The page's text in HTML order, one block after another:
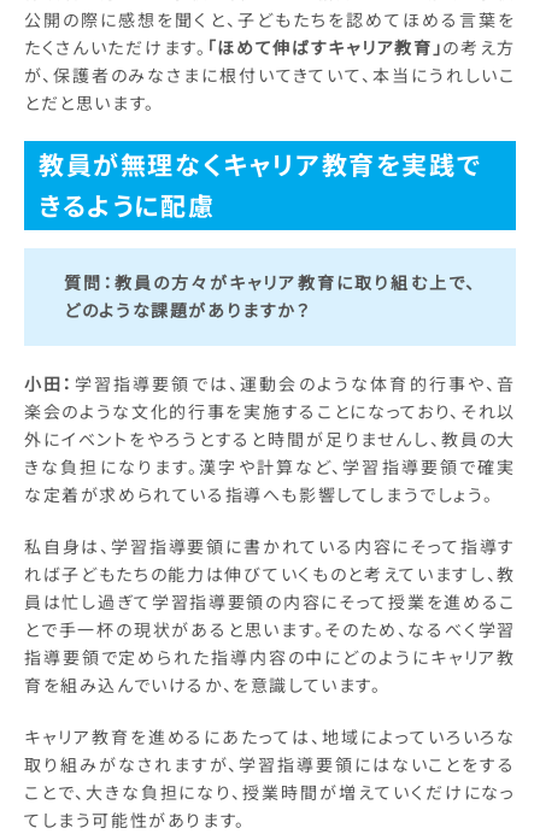
公開の際に感想を聞くと、子どもたちを認めてほめる言葉を
たくさんいただけます。 「ほめて伸ばすキャリア教育」の考え方
が、保護者のみなさまに根付いてきていて、本当にうれしいこ
とだと思います。
教員が無理なくキャリア教育を実践で
きるように配慮
質問： 教員の方々がキャリア教育に取り組む上で、
どのような課題がありますか？
小田： 学習指導要領では、運動会のような体育的行事や、音
楽会のような文化的行事を実施することになっており、それ以
外にイベントをやろうとすると時間が足りませんし、教員の大
きな負担になります。漢字や計算など、学習指導要領で確実
な定着が求められている指導へも影響してしまうでしょう。
私自身は、学習指導要領に書かれている内容にそって指導す
れば子どもたちの能力は伸びていくものと考えていますし、教
員は忙し過ぎて学習指導要領の内容にそって授業を進めるこ
とで手一杯の現状があると思います。そのため、なるべく学習
指導要領で定められた指導内容の中にどのようにキャリア教
育を組み込んでいけるか、を意識しています。
キャリア教育を進めるにあたっては、地域によっていろいろな
取り組みがなされますが、学習指導要領にはないことをする
ことで、大きな負担になり、授業時間が増えていくだけになっ
てしまう可能性があります。